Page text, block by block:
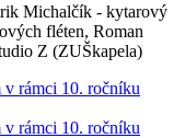
Michalčík - kytarový
fléten, Roman
Z (ZUŠkapela)